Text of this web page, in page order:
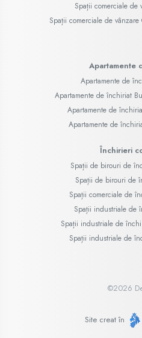
Spații comerciale de
Spații comerciale de
Apartamente
Apartamente de
Apartamente de închiriat
Apartamente de
Apartamente de
Închirieri
Spații de birouri de
Spații de birouri de
Spații comerciale de
Spații industriale de
Spații industriale de
Spații industriale de
©2026
Site creat în